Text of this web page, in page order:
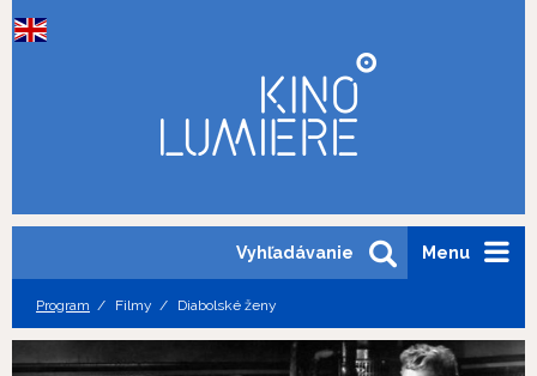
Menu
Vyhľadávanie
Program Filmy Diabolské ženy